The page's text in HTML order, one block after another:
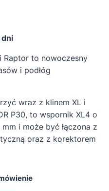
dni
Raptor to nowoczesny
i podłóg
wraz z klinem XL i
P30, to wspornik XL4 o
i może być łączona z
oraz z korektorem